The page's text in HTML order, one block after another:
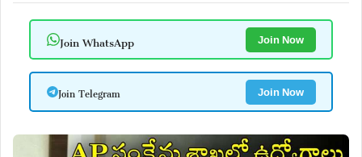
Join WhatsApp Join Now
Join Telegram Join Now